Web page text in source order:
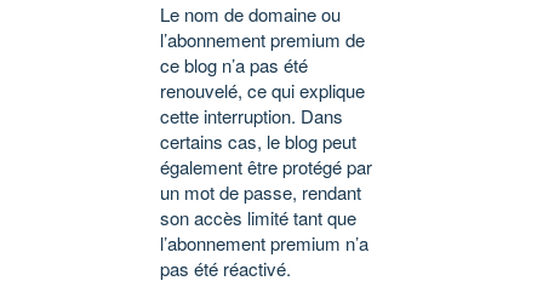
Le nom de domaine ou
l’abonnement premium de
ce blog n’a pas été
renouvelé, ce qui explique
cette interruption. Dans
certains cas, le blog peut
également être protégé par
un mot de passe, rendant
son accès limité tant que
l’abonnement premium n’a
pas été réactivé.